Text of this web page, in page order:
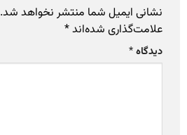
نشانی ایمیل شما منتشر نخواهد شد.
علامت‌گذاری شده‌اند*
دیدگاه*